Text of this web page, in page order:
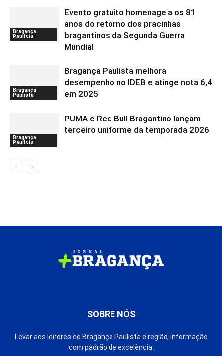
Bragança
Paulista
Evento gratuito homenageia os 81
anos do retorno dos pracinhas
bragantinos da Segunda Guerra
Mundial
Bragança
Paulista
Bragança Paulista melhora
desempenho no IDEB e atinge nota 6,4
em 2025
Bragança
Paulista
PUMA e Red Bull Bragantino lançam
terceiro uniforme da temporada 2026
SOBRE NÓS
Levar aos leitores de Bragança Paulista e região, informação
com padrão de excelência.